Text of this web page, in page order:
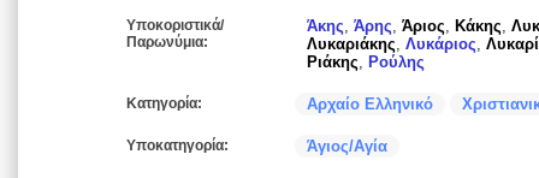
Υποκοριστικά/
Παρωνύμια:
Άκης, Άρης, Άριος, Κάκης,
Λυκαριάκης, Λυκάριος,
Ριάκης, Ρούλης
Κατηγορία: Αρχαίο Ελληνικό
Υποκατηγορία: Άγιος/Αγία